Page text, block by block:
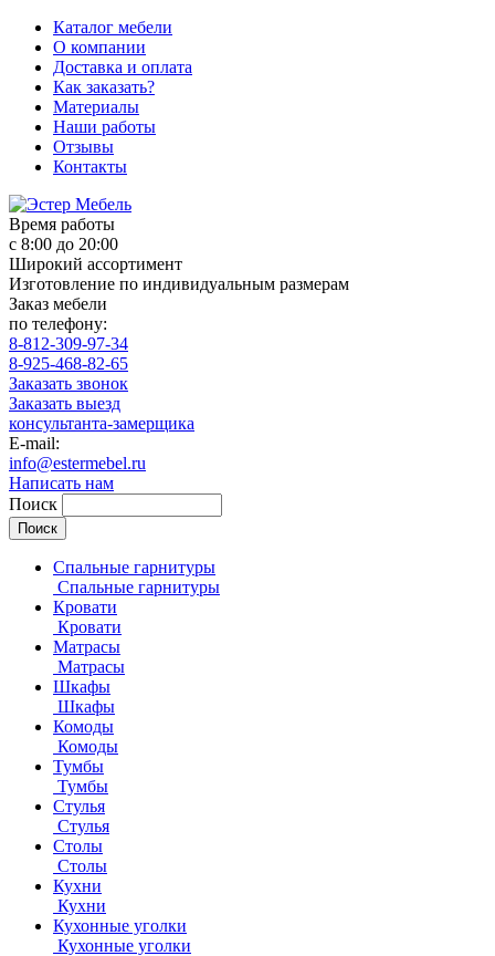
Каталог мебели
О компании
Доставка и оплата
Как заказать?
Материалы
Наши работы
Отзывы
Контакты
Время работы
с 8:00 до 20:00
Широкий ассортимент
Изготовление по индивидуальным размерам
Заказ мебели
по телефону:
8-812-309-97-34
8-925-468-82-65
Заказать звонок
Заказать выезд
консультанта-замерщика
E-mail:
info@estermebel.ru
Написать нам
Поиск
Спальные гарнитуры
Спальные гарнитуры
Кровати
Кровати
Матрасы
Матрасы
Шкафы
Шкафы
Комоды
Комоды
Тумбы
Тумбы
Стулья
Стулья
Столы
Столы
Кухни
Кухни
Кухонные уголки
Кухонные уголки